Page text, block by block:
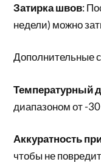
Затирка швов:
недели) можно
Дополнительные
Температурный
диапазоном от -
Аккуратность
чтобы не